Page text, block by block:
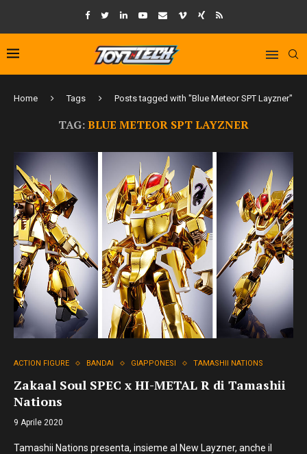
Home Tags Posts tagged with "Blue Meteor SPT Layzner"
TAG:BLUE METEOR SPT LAYZNER
ACTION FIGURE BANDAI GIAPPONESI TAMASHII NATIONS
Zakaal Soul SPEC x HI-METAL R di Tamashii
Nations
9 Aprile 2020
Tamashii Nations presenta, insieme al New Layzner, anche il